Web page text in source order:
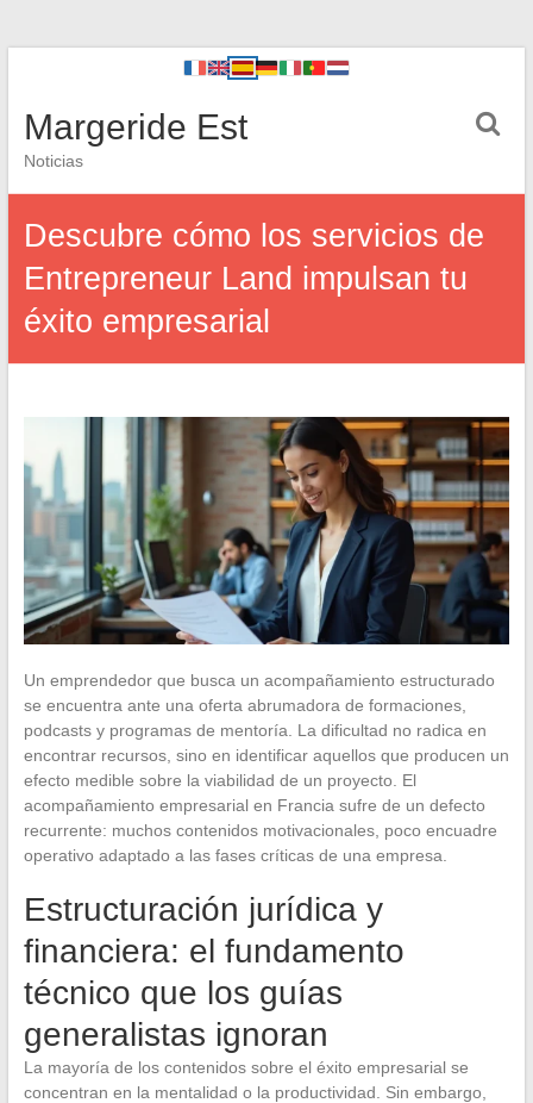
Margeride Est
Noticias
Descubre cómo los servicios de
Entrepreneur Land impulsan tu
éxito empresarial
Un emprendedor que busca un acompañamiento estructurado
se encuentra ante una oferta abrumadora de formaciones,
podcasts y programas de mentoría. La dificultad no radica en
encontrar recursos, sino en identificar aquellos que producen un
efecto medible sobre la viabilidad de un proyecto. El
acompañamiento empresarial en Francia sufre de un defecto
recurrente: muchos contenidos motivacionales, poco encuadre
operativo adaptado a las fases críticas de una empresa.
Estructuración jurídica y
financiera: el fundamento
técnico que los guías
generalistas ignoran
La mayoría de los contenidos sobre el éxito empresarial se
concentran en la mentalidad o la productividad. Sin embargo,